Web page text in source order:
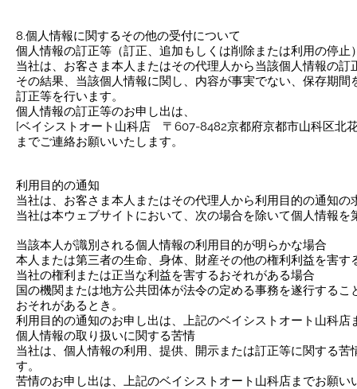
8.個人情報に関するその他の受付について
個人情報の訂正等（訂正、追加もしくは削除または利用の停止
当社は、お客さま本人またはその代理人から当該個人情報の
その結果、当該個人情報に関し、内容が事実でない、保存期
訂正等を行います。
個人情報の訂正等のお申し出は、
[ベイシストオート山科店 〒607-8482京都府京都市山科区北
までご連絡お願いいたします。
利用目的の通知
当社は、お客さま本人またはその代理人から利用目的の通知
当社は本ウェブサイトにおいて、次の場合を除いて個人情報を
当該本人が識別される個人情報の利用目的が明らかな場合
本人または第三者の生命、身体、財産その他の権利利益を害す
当社の権利または正当な利益を害するおそれがある場合
国の機関または地方公共団体が法令の定める事務を遂行する
おそれがあるとき。
利用目的の通知のお申し出は、上記のベイシストオート山科店
個人情報の取り扱いに関する苦情
当社は、個人情報の利用、提供、開示または訂正等に関する
す。
苦情のお申し出は、上記のベイシストオート山科店までお願い